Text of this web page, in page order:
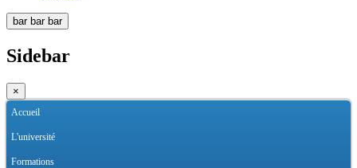
bar bar bar
Sidebar
×
Accueil
L'université
Formations